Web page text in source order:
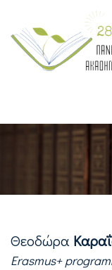
Θεοδώρα
Erasmus+